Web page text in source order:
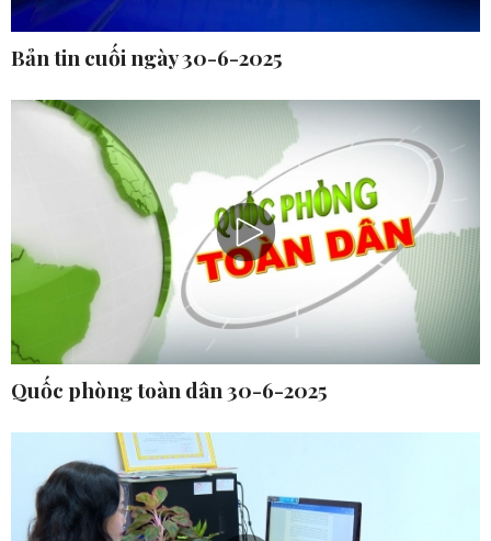
Bản tin cuối ngày 30-6-2025
Quốc phòng toàn dân 30-6-2025